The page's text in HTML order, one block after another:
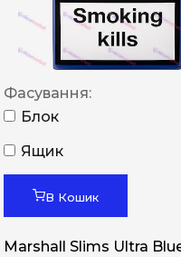
Фасування:
Блок
Ящик
В Кошик
Marshall Slims Ultra